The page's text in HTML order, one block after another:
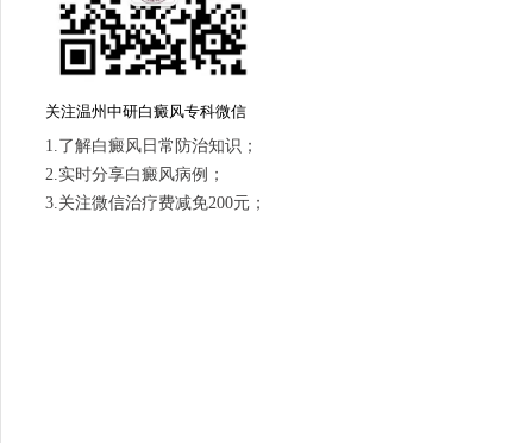
关注温州中研白癜风专科微信
1.了解白癜风日常防治知识；
2.实时分享白癜风病例；
3.关注微信治疗费减免200元；